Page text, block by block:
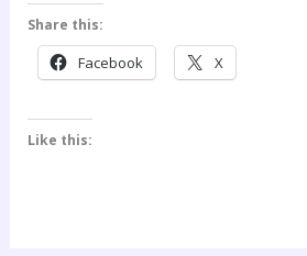
Share this:
Facebook X
Like this: